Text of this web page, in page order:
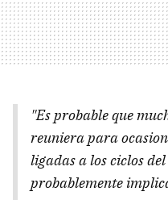
"Es probable que
reuniera para
ligadas a los ciclos
probablemente